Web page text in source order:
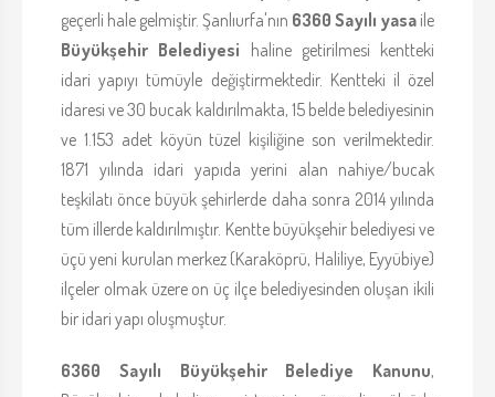
geçerli hale gelmiştir. Şanlıurfa'nın 6360 Sayılı yasa ile
Büyükşehir Belediyesi haline getirilmesi kentteki
idari yapıyı tümüyle değiştirmektedir. Kentteki il özel
idaresi ve 30 bucak kaldırılmakta, 15 belde belediyesinin
ve 1.153 adet köyün tüzel kişiliğine son verilmektedir.
1871 yılında idari yapıda yerini alan nahiye/bucak
teşkilatı önce büyük şehirlerde daha sonra 2014 yılında
tüm illerde kaldırılmıştır. Kentte büyükşehir belediyesi ve
üçü yeni kurulan merkez (Karaköprü, Haliliye, Eyyübiye)
ilçeler olmak üzere on üç ilçe belediyesinden oluşan ikili
bir idari yapı oluşmuştur.
6360 Sayılı Büyükşehir Belediye Kanunu,